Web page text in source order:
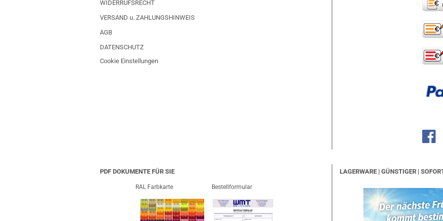
WIDERRUFSRECHT
VERSAND u. ZAHLUNGSHINWEIS
AGB
DATENSCHUTZ
Cookie Einstellungen
PDF DOKUMENTE FÜR SIE
RAL Farbkarte Bestellformular
LAGERWARE | GÜNSTIGER |